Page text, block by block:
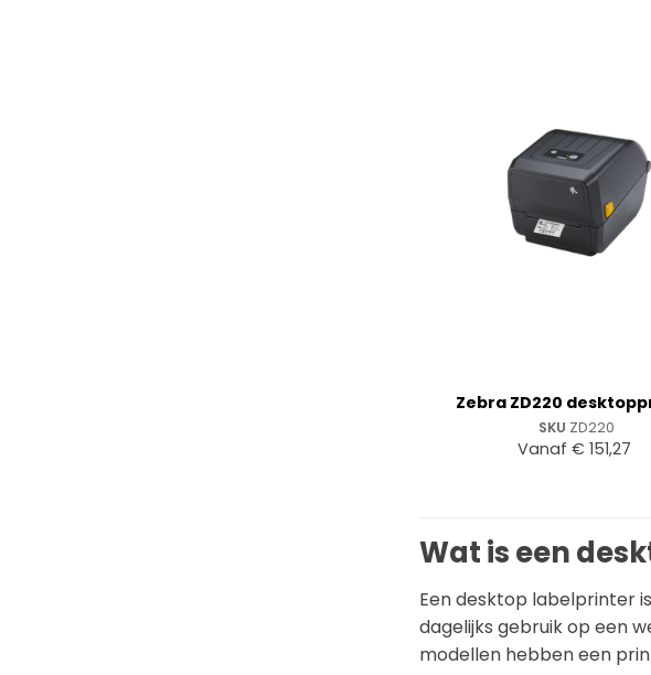
Zebra ZD220
SKU ZD220
Vanaf € 151,27
Wat is een
Een desktop labelprinter
dagelijks gebruik op een
modellen hebben een